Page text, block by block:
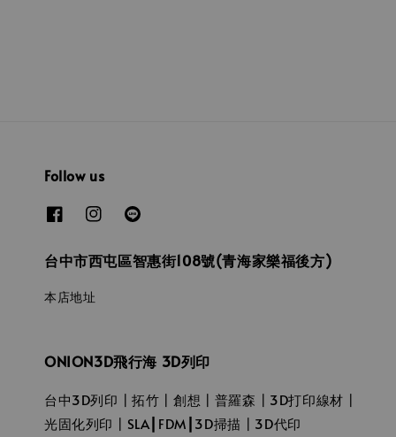
Follow us
台中市西屯區智惠街108號(青海家樂福後方)
本店地址
ONION3D飛行海 3D列印
台中3D列印┃拓竹┃創想┃普羅森┃3D打印線材┃
光固化列印┃SLA┃FDM┃3D掃描┃3D代印